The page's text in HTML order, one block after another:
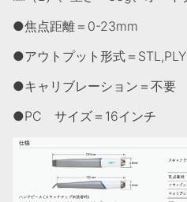
●焦点距離＝0-23mm
●アウトプット形式＝STL,PLY
●キャリブレーション＝不要
●PC サイズ＝16インチ